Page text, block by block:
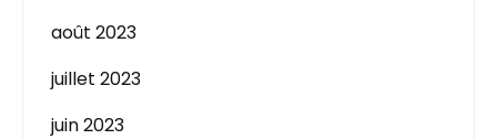
août 2023
juillet 2023
juin 2023